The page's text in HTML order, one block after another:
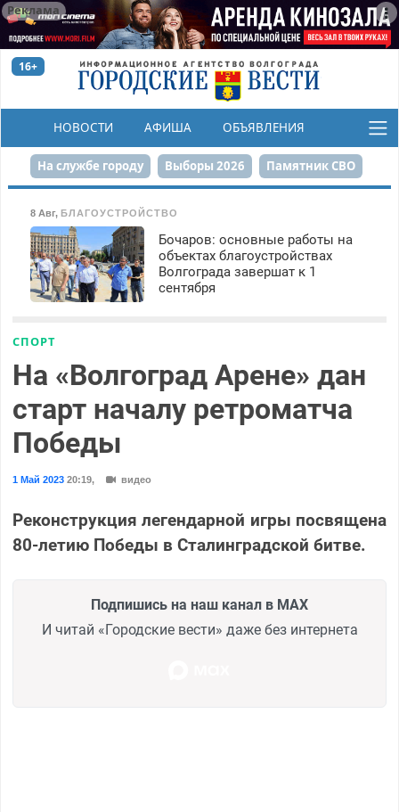
Реклама
16+
НОВОСТИ АФИША ОБЪЯВЛЕНИЯ
КОНКУРСЫ
На службе городу Выборы 2026 Памятник СВО
Сталинград в сердце
Набережная День Победы Реконструкция ЦПКиО
80-летие Победы Парк Героев-летчиков
8 Авг, БЛАГОУСТРОЙСТВО
Бочаров: основные работы на
объектах благоустройствах
Волгограда завершат к 1
сентября
СПОРТ
На «Волгоград Арене» дан
старт началу ретроматча
Победы
1 Май 202320:19, видео
Реконструкция легендарной игры посвящена
80-летию Победы в Сталинградской битве.
Подпишись на наш канал в MAX
И читай «Городские вести» даже без интернета